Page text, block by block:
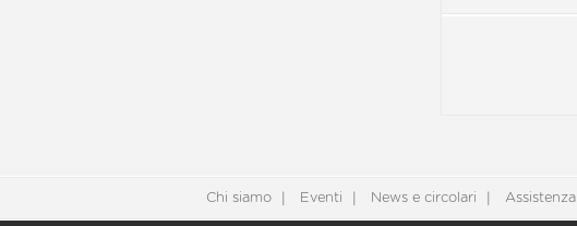
Chi siamo Eventi News e circolari Assistenza